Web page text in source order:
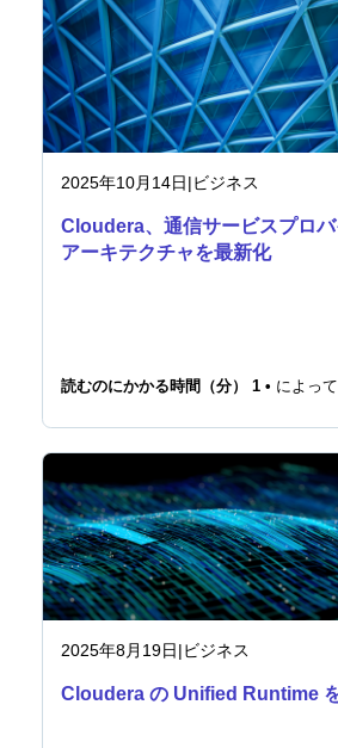
2025年10月14日|ビジネス
Cloudera、通信サービスプロ
アーキテクチャを最新化
読むのにかかる時間（分） 1 • によって
2025年8月19日|ビジネス
Cloudera の Unified Runtime